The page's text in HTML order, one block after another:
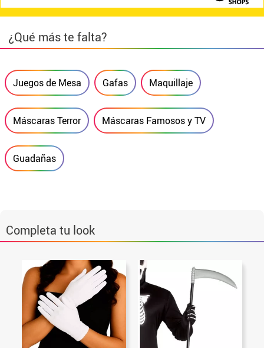
¿Qué más te falta?
Juegos de Mesa Gafas Maquillaje
Máscaras Terror Máscaras Famosos y TV
Guadañas
Completa tu look